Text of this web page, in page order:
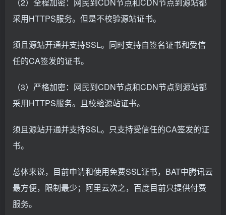
采用HTTPS服务。但是不校验源站证书。
须且源站开通并支持SSL。同时支持自签名证书和受信
任的CA签发的证书。
（3）严格加密：网民到CDN节点和CDN节点到源站都
采用HTTPS服务。且校验源站证书。
须且源站开通并支持SSL。只支持受信任的CA签发的证
书。
总体来说，目前申请和使用免费SSL证书，BAT中腾讯云
最方便，限制最少；阿里云次之，百度目前只提供付费
服务。